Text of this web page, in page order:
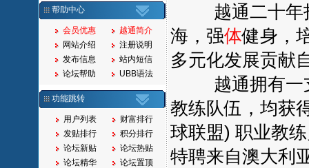
帮助中心
会员优惠
越通简介
网站介绍
注册说明
发布信息
站内短信
论坛帮助
UBB语法
功能跳转
用户列表
财富排行
发贴排行
积分排行
论坛新贴
论坛热贴
论坛精华
论坛置顶
越通二十年打
海，强体健身，
多元化发展贡献
越通拥有一支
教练队伍，均获
球联盟) 职业教
特聘来自澳大利